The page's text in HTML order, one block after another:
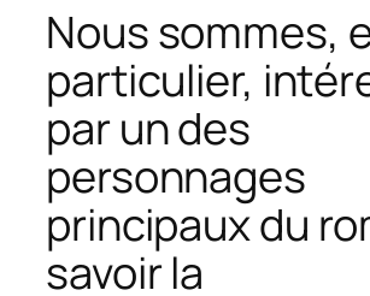
Nous sommes,
particulier,
par un des
personnages
principaux du
savoir la